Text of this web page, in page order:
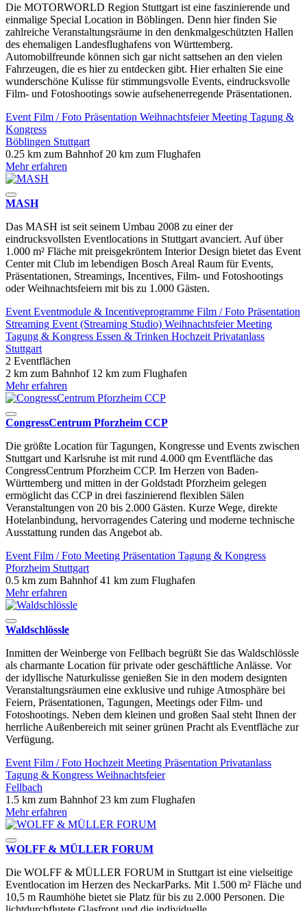
Die MOTORWORLD Region Stuttgart ist eine faszinierende und
einmalige Special Location in Böblingen. Denn hier finden Sie
zahlreiche Veranstaltungsräume in den denkmalgeschützten Hallen
des ehemaligen Landesflughafens von Württemberg.
Automobilfreunde können sich gar nicht sattsehen an den vielen
Fahrzeugen, die es hier zu entdecken gibt. Hier erhalten Sie eine
wunderschöne Kulisse für stimmungsvolle Events, eindrucksvolle
Film- und Fotoshootings sowie aufsehenerregende Präsentationen.
Event Film / Foto Präsentation WeihnachtsfeierMeeting Tagung &
Kongress
Böblingen Stuttgart
0.25 km zum Bahnhof 20 km zum Flughafen
Mehr erfahren
MASH
Das MASH ist seit seinem Umbau 2008 zu einer der
eindrucksvollsten Eventlocations in Stuttgart avanciert. Auf über
1.000 m² Fläche mit preisgekröntem Interior Design bietet das Event
Center mit Club im lebendigen Bosch Areal Raum für Events,
Präsentationen, Streamings, Incentives, Film- und Fotoshootings
oder Weihnachtsfeiern mit bis zu 1.000 Gästen.
Event Eventmodule & Incentiveprogramme Film / Foto Präsentation
Streaming Event (Streaming Studio) WeihnachtsfeierMeeting
Tagung & Kongress Essen & Trinken Hochzeit Privatanlass
Stuttgart
2 Eventflächen
2 km zum Bahnhof 12 km zum Flughafen
Mehr erfahren
CongressCentrum Pforzheim CCP
Die größte Location für Tagungen, Kongresse und Events zwischen
Stuttgart und Karlsruhe ist mit rund 4.000 qm Eventfläche das
CongressCentrum Pforzheim CCP. Im Herzen von Baden-
Württemberg und mitten in der Goldstadt Pforzheim gelegen
ermöglicht das CCP in drei faszinierend flexiblen Sälen
Veranstaltungen von 20 bis 2.000 Gästen. Kurze Wege, direkte
Hotelanbindung, hervorragendes Catering und moderne technische
Ausstattung runden das Angebot ab.
Event Film / Foto Meeting Präsentation Tagung & Kongress
Pforzheim Stuttgart
0.5 km zum Bahnhof41 km zum Flughafen
Mehr erfahren
Waldschlössle
Inmitten der Weinberge von Fellbach begrüßt Sie das Waldschlössle
als charmante Location für private oder geschäftliche Anlässe. Vor
der idyllische Naturkulisse genießen Sie in den modern designten
Veranstaltungsräumen eine exklusive und ruhige Atmosphäre bei
Feiern, Präsentationen, Tagungen, Meetings oder Film- und
Fotoshootings. Neben dem kleinen und großen Saal steht Ihnen der
herrliche Außenbereich mit seiner grünen Pracht als Eventfläche zur
Verfügung.
Event Film / Foto Hochzeit Meeting Präsentation Privatanlass
Tagung & Kongress Weihnachtsfeier
Fellbach
1.5 km zum Bahnhof 23 km zum Flughafen
Mehr erfahren
WOLFF & MÜLLER FORUM
Die WOLFF & MÜLLER FORUM in Stuttgart ist eine vielseitige
Eventlocation im Herzen des NeckarParks. Mit 1.500 m² Fläche und
10,5 m Raumhöhe bietet sie Platz für bis zu 2.000 Personen. Die